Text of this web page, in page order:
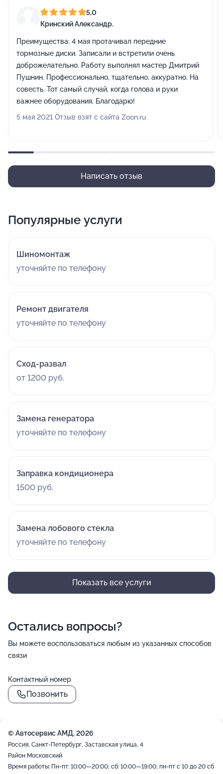
5,0
Кринский Александр.
Преимущества: 4 мая протачивал передние
тормозные диски. Записали и встретили очень
доброжелательно. Работу выполнял мастер Дмитрий
Пушнин. Профессионально, тщательно, аккуратно. На
совесть. Тот самый случай, когда голова и руки
важнее оборудования. Благодарю!
5 мая 2021 Отзыв взят с сайта Zoon.ru
Написать отзыв
Популярные услуги
Шиномонтаж
уточняйте по телефону
Ремонт двигателя
уточняйте по телефону
Сход-развал
от 1200 руб.
Замена генератора
уточняйте по телефону
Заправка кондиционера
1500 руб.
Замена лобового стекла
уточняйте по телефону
Показать все услуги
Остались вопросы?
Вы можете воспользоваться любым из указанных способов
связи
Контактный номер
Позвонить
© Автосервис АМД, 2026
Россия, Санкт-Петербург, Заставская улица, 4
Район Московский
Время работы: Пн-пт: 10:00—20:00; сб: 10:00—19:00; пн-пт с 10 до 20 сб